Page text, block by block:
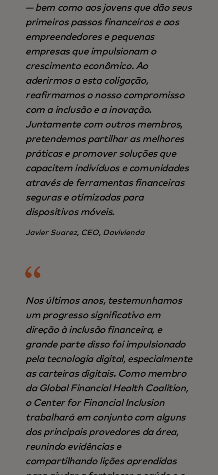
— bem como aos jovens que dão seus
primeiros passos financeiros e aos
empreendedores e pequenas
empresas que impulsionam o
crescimento econômico. Ao
aderirmos a esta coligação,
reafirmamos o nosso compromisso
com a inclusão e a inovação.
Juntamente com outros membros,
pretendemos partilhar as melhores
práticas e promover soluções que
capacitem indivíduos e comunidades
através de ferramentas financeiras
seguras e otimizadas para
dispositivos móveis.
Javier Suarez, CEO, Davivienda
Nos últimos anos, testemunhamos
um progresso significativo em
direção à inclusão financeira, e
grande parte disso foi impulsionado
pela tecnologia digital, especialmente
as carteiras digitais. Como membro
da Global Financial Health Coalition,
o Center for Financial Inclusion
trabalhará em conjunto com alguns
dos principais provedores da área,
reunindo evidências e
compartilhando lições aprendidas